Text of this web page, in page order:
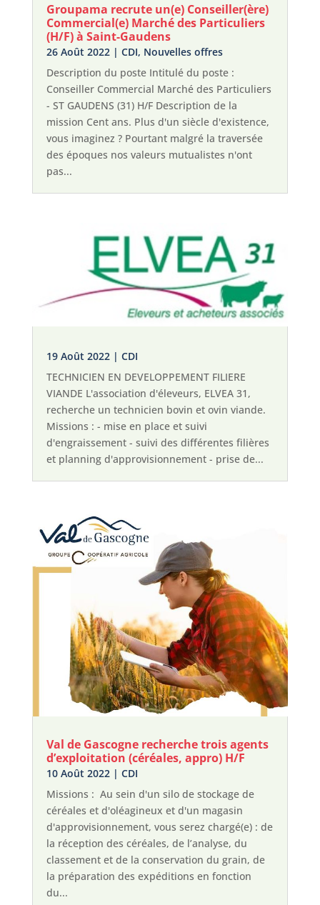
Groupama recrute un(e) Conseiller(ère)
Commercial(e) Marché des Particuliers
(H/F) à Saint-Gaudens
26 Août 2022| CDI, Nouvelles offres
Description du poste Intitulé du poste :
Conseiller Commercial Marché des Particuliers
- ST GAUDENS (31) H/F Description de la
mission Cent ans. Plus d'un siècle d'existence,
vous imaginez ? Pourtant malgré la traversée
des époques nos valeurs mutualistes n'ont
pas...
19 Août 2022| CDI
TECHNICIEN EN DEVELOPPEMENT FILIERE
VIANDE L'association d'éleveurs, ELVEA 31,
recherche un technicien bovin et ovin viande.
Missions : - mise en place et suivi
d'engraissement - suivi des différentes filières
et planning d'approvisionnement - prise de...
Val de Gascogne recherche trois agents
d’exploitation (céréales, appro) H/F
10 Août 2022| CDI
Missions : Au sein d'un silo de stockage de
céréales et d'oléagineux et d'un magasin
d'approvisionnement, vous serez chargé(e) : de
la réception des céréales, de l’analyse, du
classement et de la conservation du grain, de
la préparation des expéditions en fonction
du...